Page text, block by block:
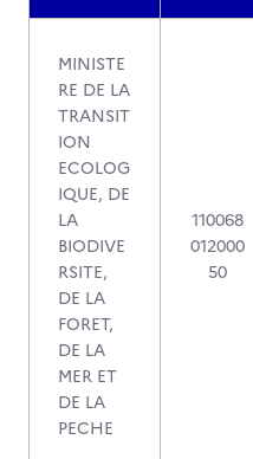
MINISTE
RE DE LA
TRANSIT
ION
ECOLOG
IQUE, DE
LA
BIODIVE
RSITE,
DE LA
FORET,
DE LA
MER ET
DE LA
PECHE
110068
012000
50